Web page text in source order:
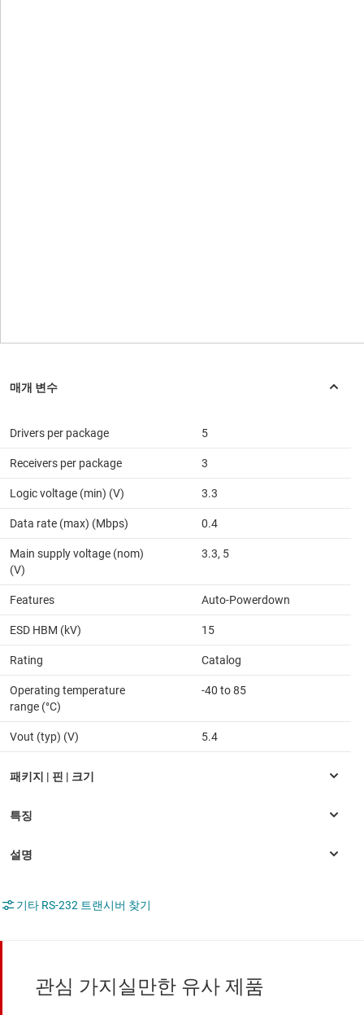
Drivers per package 5
Receivers per package 3
Logic voltage (min) (V) 3.3
Data rate (max) (Mbps) 0.4
Main supply voltage (nom)
(V)
3.3, 5
Features Auto-Powerdown
ESD HBM (kV) 15
Rating Catalog
Operating temperature
range (°C)
-40 to 85
Vout (typ) (V) 5.4
기타 RS-232 트랜시버 찾기
관심 가지실만한 유사 제품